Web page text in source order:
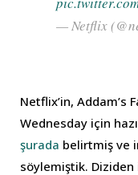
— Netflix
Netflix’in, Addam’s
Wednesday için
şurada belirtmiş ve
söylemiştik. Diziden